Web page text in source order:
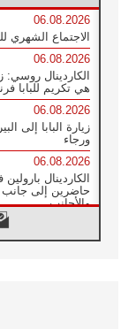
06.08.2026
الاجتماع الشهري
06.08.2026
الكاردينال روسي:
هي تكريم للبابا
06.08.2026
زيارة البابا إلى
ورجاء
06.08.2026
الكاردينال
حاضرين إلى جانب
والأجانب
البابا لاوُن